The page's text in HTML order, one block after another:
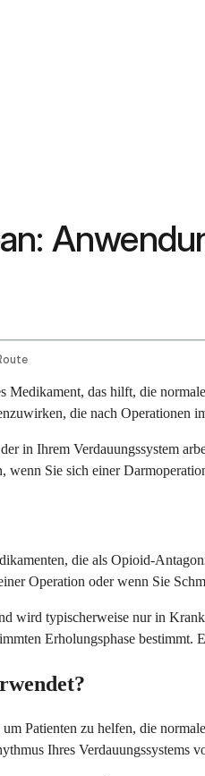
Medikament, das hilft, die
die nach Operationen
in Ihrem Verdauungssystem
wenn Sie sich einer
die als Opioid-
Operation oder wenn Sie
wird typischerweise nur in
Erholungsphase
Patienten zu helfen, die
Ihres Verdauungssystems